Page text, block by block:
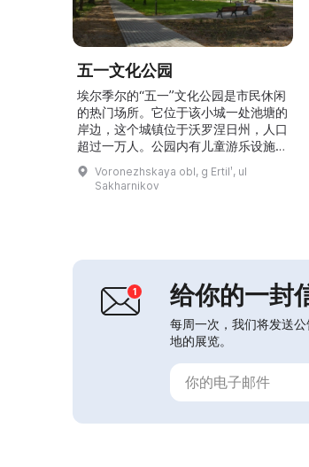
五一文化公园
埃尔季尔的“五一”文化公园是市民休闲
的热门场所。它位于该小城一处池塘的
岸边，这个城镇位于沃罗涅日州，人口
超过一万人。公园内有儿童游乐设施、
喷泉、儿童活动场、划船站、“爱情
桥”、配套沙滩和排球场。节假日期间
事：市级运动会、田径和滑雪接力赛、
沙滩排球比赛，以及跳棋和...
Voronezhskaya obl, g Ertilʹ, ul
Sakharnikov
给你的一封
每周一次，我们将发送
地的展览。